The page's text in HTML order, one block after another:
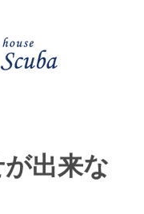
出来な